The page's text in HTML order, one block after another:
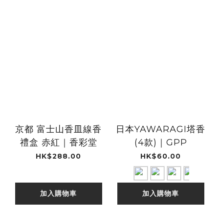
京都 富士山香皿線香
禮盒 赤紅｜香彩堂
HK$288.00
加入購物車
日本YAWARAGI塔香
(4款)｜GPP
HK$60.00
加入購物車